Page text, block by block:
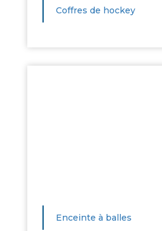
Coffres de hockey
Enceinte à balles